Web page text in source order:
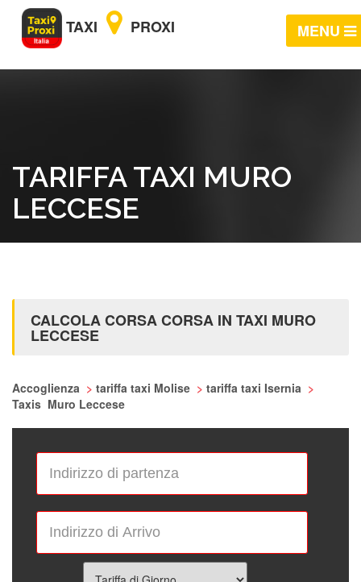
TAXI PROXI MENU
TARIFFA TAXI MURO
LECCESE
CALCOLA CORSA CORSA IN TAXI MURO
LECCESE
Accoglienza > tariffa taxi Molise > tariffa taxi Isernia >
Taxis Muro Leccese